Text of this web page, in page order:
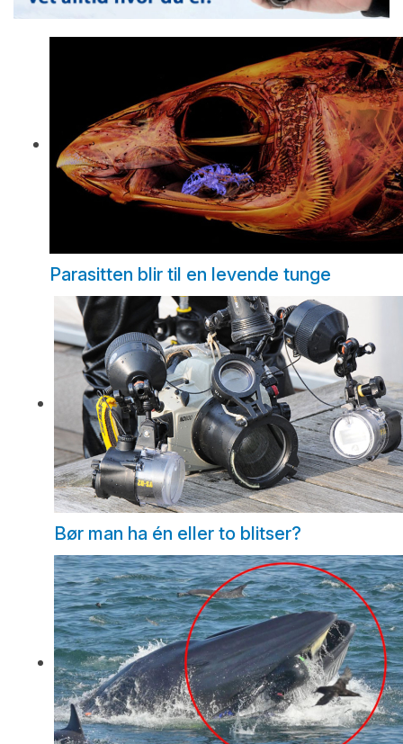
Parasitten blir til en levende tunge
Bør man ha én eller to blitser?